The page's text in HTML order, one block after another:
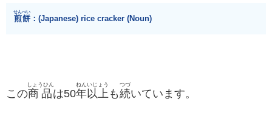
煎餅
せんべい
：(Japanese) rice cracker (Noun)
この商品
しょうひん
は50年
ねん
以上
いじょう
も続
つづ
いています。